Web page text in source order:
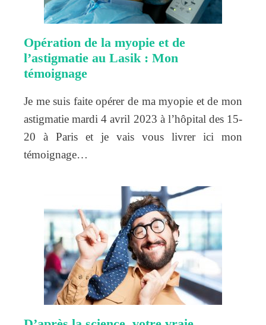
Opération de la myopie et de
l’astigmatie au Lasik : Mon
témoignage
Je me suis faite opérer de ma myopie et de mon
astigmatie mardi 4 avril 2023 à l’hôpital des 15-
20 à Paris et je vais vous livrer ici mon
témoignage…